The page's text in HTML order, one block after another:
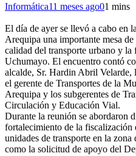
Informática11 meses ago01 mins
El día de ayer se llevó a cabo en
Arequipa una importante mesa
calidad del transporte urbano y
Uchumayo. El encuentro contó
alcalde, Sr. Hardin Abril Velarde,
el gerente de Transportes de la
Arequipa y los subgerentes de
Circulación y Educación Vial.
Durante la reunión se abordaron
fortalecimiento de la
unidades de transporte en la
como la solicitud de apoyo del